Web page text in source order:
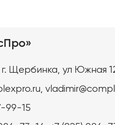
г. Щербинка, ул Южная
,
99-15